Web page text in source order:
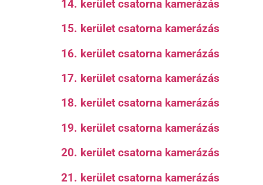
14. kerület csatorna kamerázás
15. kerület csatorna kamerázás
16. kerület csatorna kamerázás
17. kerület csatorna kamerázás
18. kerület csatorna kamerázás
19. kerület csatorna kamerázás
20. kerület csatorna kamerázás
21. kerület csatorna kamerázás